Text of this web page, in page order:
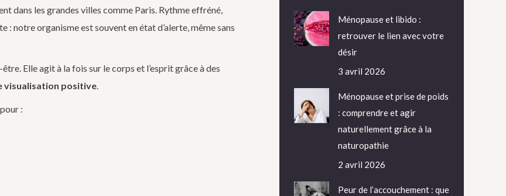
dans les grandes villes comme Paris. Rythme effréné,
notre organisme est souvent en état d’alerte, même sans
Elle agit à la fois sur le corps et l’esprit grâce à des
visualisation positive.
:
Ménopause et libido :
retrouver le lien avec votre
désir
3 avril 2026
Ménopause et prise de poids
: comprendre et agir
naturellement grâce à la
naturopathie
2 avril 2026
Peur de l’accouchement : que